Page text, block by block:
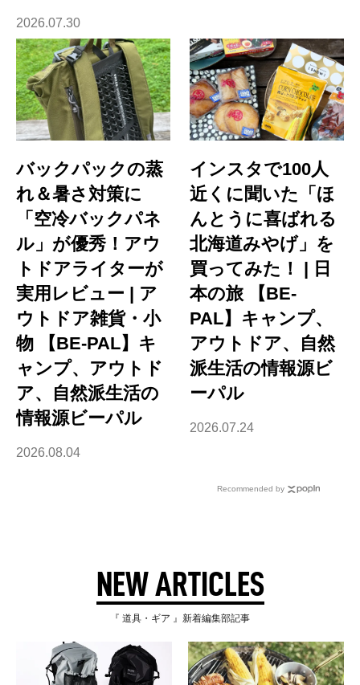
2026.07.30
バックパックの蒸
れ＆暑さ対策に
「空冷バックパネ
ル」が優秀！アウ
トドアライターが
実用レビュー | ア
ウトドア雑貨・小
物 【BE-PAL】キ
ャンプ、アウトド
ア、自然派生活の
情報源ビーパル
2026.08.04
インスタで100人
近くに聞いた「ほ
んとうに喜ばれる
北海道みやげ」を
買ってみた！ | 日
本の旅 【BE-
PAL】キャンプ、
アウトドア、自然
派生活の情報源ビ
ーパル
2026.07.24
Recommended by
NEW ARTICLES
『 道具・ギア 』新着編集部記事